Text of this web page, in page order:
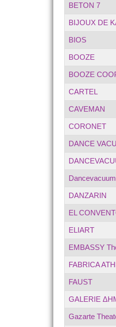
BETON 7
BIJOUX DE
BIOS
BOOZE
BOOZE
CARTEL
CAVEMAΝ
CORONET
DANCE
DANZARIN
EL
ELIART
EMBASSY
FABRICA
FAUST
GALERIE
Gazarte